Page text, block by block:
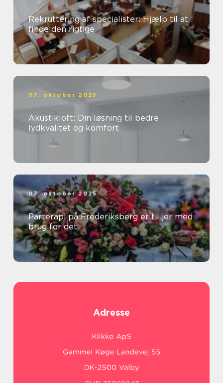
Rekruttering af specialister: Hjælp til at
finde den rigtige
07. oktober 2025
Akustikloft: Din løsning til bedre
lydkvalitet og komfort
07. oktober 2025
Parterapi på Frederiksberg er til jer med
brug for det
Adresse